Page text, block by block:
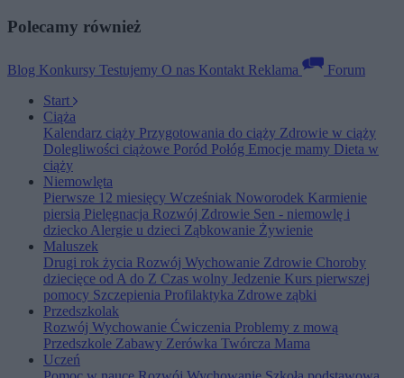
Polecamy również
Blog Konkursy Testujemy O nas Kontakt Reklama
Forum
Start
Ciąża
Kalendarz ciąży Przygotowania do ciąży Zdrowie w ciąży
Dolegliwości ciążowe Poród Połóg Emocje mamy Dieta w
ciąży
Niemowlęta
Pierwsze 12 miesięcy Wcześniak Noworodek Karmienie
piersią Pielęgnacja Rozwój Zdrowie Sen - niemowlę i
dziecko Alergie u dzieci Ząbkowanie Żywienie
Maluszek
Drugi rok życia Rozwój Wychowanie Zdrowie Choroby
dziecięce od A do Z Czas wolny Jedzenie Kurs pierwszej
pomocy Szczepienia Profilaktyka Zdrowe ząbki
Przedszkolak
Rozwój Wychowanie Ćwiczenia Problemy z mową
Przedszkole Zabawy Zerówka Twórcza Mama
Uczeń